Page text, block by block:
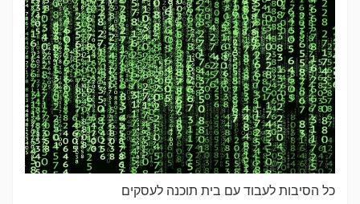
כל הסיבות לעבוד עם בית תוכנה לעסקים